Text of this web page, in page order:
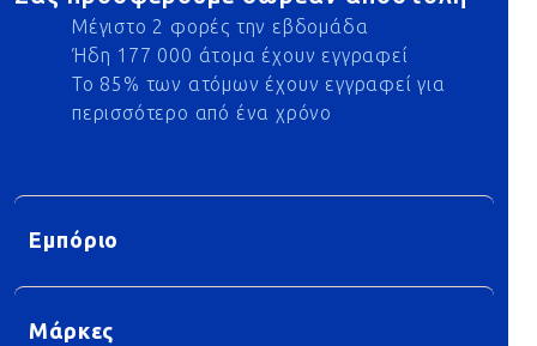
Μέγιστο 2 φορές την εβδομάδα
Ήδη 177 000 άτομα έχουν εγγραφεί
Το 85% των ατόμων έχουν εγγραφεί για
περισσότερο από ένα χρόνο
Εμπόριο
Μάρκες